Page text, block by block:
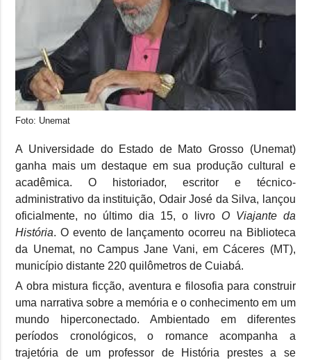
Foto: Unemat
A Universidade do Estado de Mato Grosso (Unemat)
ganha mais um destaque em sua produção cultural e
acadêmica. O historiador, escritor e técnico-
administrativo da instituição, Odair José da Silva, lançou
oficialmente, no último dia 15, o livro O Viajante da
História. O evento de lançamento ocorreu na Biblioteca
da Unemat, no Campus Jane Vani, em Cáceres (MT),
município distante 220 quilômetros de Cuiabá.
A obra mistura ficção, aventura e filosofia para construir
uma narrativa sobre a memória e o conhecimento em um
mundo hiperconectado. Ambientado em diferentes
períodos cronológicos, o romance acompanha a
trajetória de um professor de História prestes a se